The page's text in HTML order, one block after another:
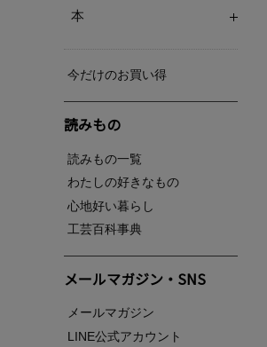
本
今だけのお買い得
読みもの
読みもの一覧
わたしの好きなもの
心地好い暮らし
工芸百科事典
メールマガジン・SNS
メールマガジン
LINE公式アカウント